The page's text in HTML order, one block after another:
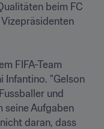
beim FC
FIFA-Team
Infantino. "Gelson
und
seine Aufgaben
daran, dass